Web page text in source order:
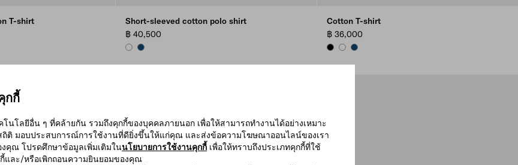
กกี้
นโลยีอื่น ๆ ที่คล้ายกัน รวมถึงคุกกี้ของบุคคลภายนอก เพื่อให้สามารถทำงานได้อย่างเหมาะ
ถิติ มอบประสบการณ์การใช้งานที่ดียิ่งขึ้นให้แก่คุณ และส่งข้อความโฆษณาออนไลน์ของเรา
คุณ โปรดศึกษาข้อมูลเพิ่มเติมในนโยบายการใช้งานคุกกี้ เพื่อให้ทราบถึงประเภทคุกกี้ที่ใช้
และ/หรือเพิกถอนความยินยอมของคุณ
T-shirt
Short-sleeved cotton polo shirt
฿ 40,500
WHITENAVY
Cotton T-shirt
฿ 36,000
BLACKWHITENAVY